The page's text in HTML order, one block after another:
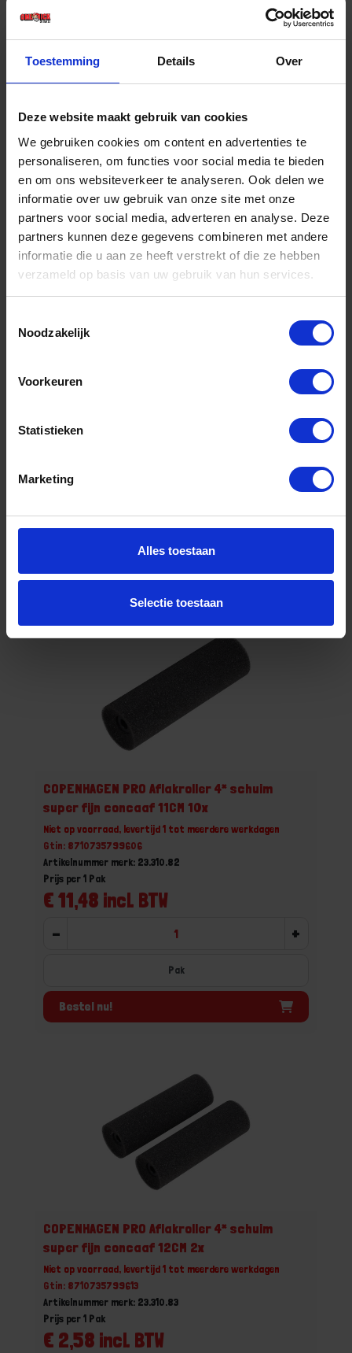
Toestemming Details Over
Deze website maakt gebruik van cookies
We gebruiken cookies om content en advertenties te
personaliseren, om functies voor social media te bieden
en om ons websiteverkeer te analyseren. Ook delen we
informatie over uw gebruik van onze site met onze
partners voor social media, adverteren en analyse. Deze
partners kunnen deze gegevens combineren met andere
informatie die u aan ze heeft verstrekt of die ze hebben
verzameld op basis van uw gebruik van hun services.
Noodzakelijk
Voorkeuren
Statistieken
Marketing
Alles toestaan
Selectie toestaan
€ 9,33 incl. BTW
-
Bestel nu!
Niet op voorraad, levertijd 1 tot meerdere werkdagen
Prijs per 1 Pak
+
COPENHAGEN PRO Aflakroller 4* schuim
super fijn concaaf 11CM 10x
Niet op voorraad, levertijd 1 tot meerdere werkdagen
Gtin: 8710735799606
Artikelnummer merk: 23.310.82
€ 11,48 incl. BTW
Prijs per 1 Pak
- +
Pak
Bestel nu!
COPENHAGEN PRO Aflakroller 4* schuim
super fijn concaaf 12CM 2x
Niet op voorraad, levertijd 1 tot meerdere werkdagen
Gtin: 8710735799613
Artikelnummer merk: 23.310.83
€ 2,58 incl. BTW
Prijs per 1 Pak